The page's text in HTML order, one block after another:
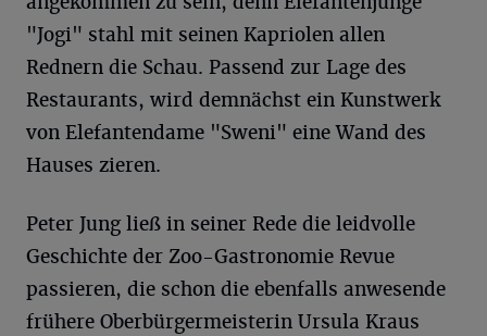
"Jogi" stahl mit seinen Kapriolen allen
Rednern die Schau. Passend zur Lage des
Restaurants, wird demnächst ein Kunstwerk
von Elefantendame "Sweni" eine Wand des
Hauses zieren.
Peter Jung ließ in seiner Rede die leidvolle
Geschichte der Zoo-Gastronomie Revue
passieren, die schon die ebenfalls anwesende
frühere Oberbürgermeisterin Ursula Kraus